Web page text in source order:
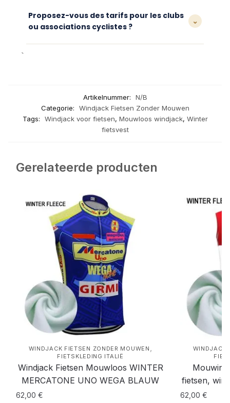
pour nous retourner un article non porté,
dans son emballage d’origine, afin d’obtenir
Proposez-vous des tarifs pour les clubs
ou associations cyclistes ?
⌄
`
Artikelnummer:
N/B
Categorie:
Windjack Fietsen Zonder Mouwen
Tags:
Windjack voor fietsen, Mouwloos windjack, Winter
fietsvest
Gerelateerde producten
WINDJACK FIETSEN ZONDER MOUWEN ,
FIETSKLEDING ITALIË
Windjack Fietsen Mouwloos WINTER
MERCATONE UNO WEGA BLAUW
62,00 €
WINDJACK
fietsen,
62,00 €